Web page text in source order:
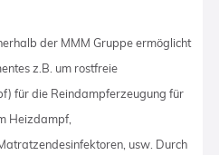
der MMM Gruppe ermöglicht
z.B. um rostfreie
für die Reindampferzeugung für
Heizdampf,
usw. Durch